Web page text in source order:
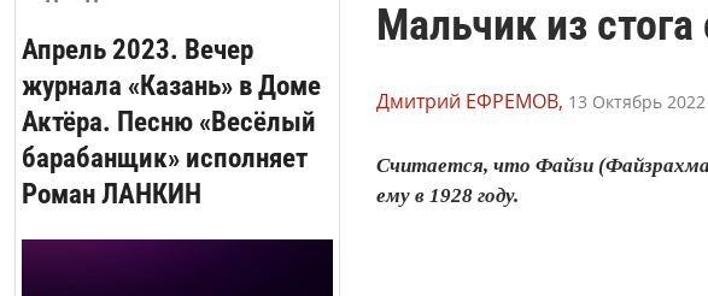
Апрель 2023. Вечер
журнала «Казань» в Доме
Актёра. Песню «Весёлый
барабанщик» исполняет
Роман ЛАНКИН
Мальчик из стога
Дмитрий ЕФРЕМОВ, 13 Октябрь
Считается, что Файзи
ему в 1928 году.